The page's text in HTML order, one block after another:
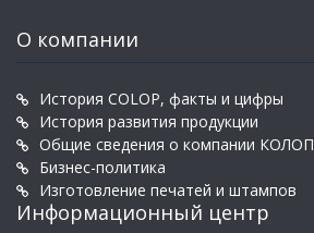
О компании
История COLOP, факты и цифры
История развития продукции
Общие сведения о компании КОЛОП
Бизнес-политика
Изготовление печатей и штампов
Информационный центр